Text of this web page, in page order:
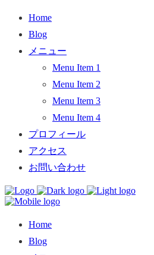
Home
Blog
メニュー
Menu Item 1
Menu Item 2
Menu Item 3
Menu Item 4
プロフィール
アクセス
お問い合わせ
Home
Blog